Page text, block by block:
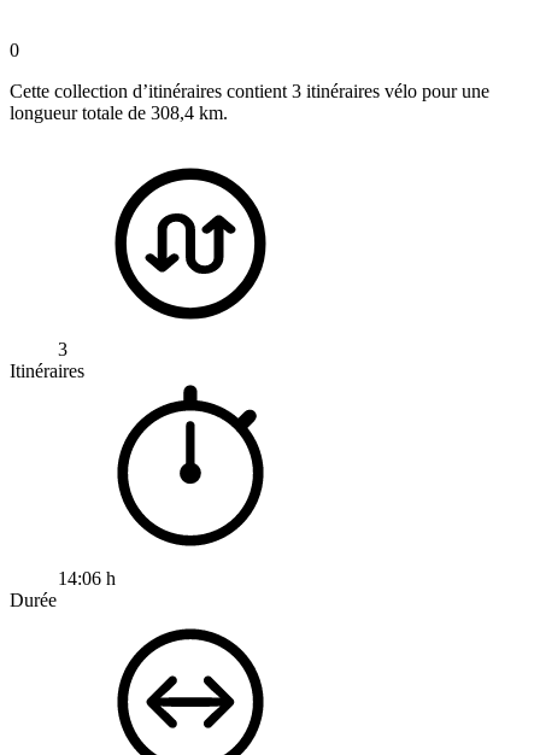
0
Cette collection d’itinéraires contient 3 itinéraires vélo pour une
longueur totale de 308,4 km.
3
Itinéraires
14:06 h
Durée